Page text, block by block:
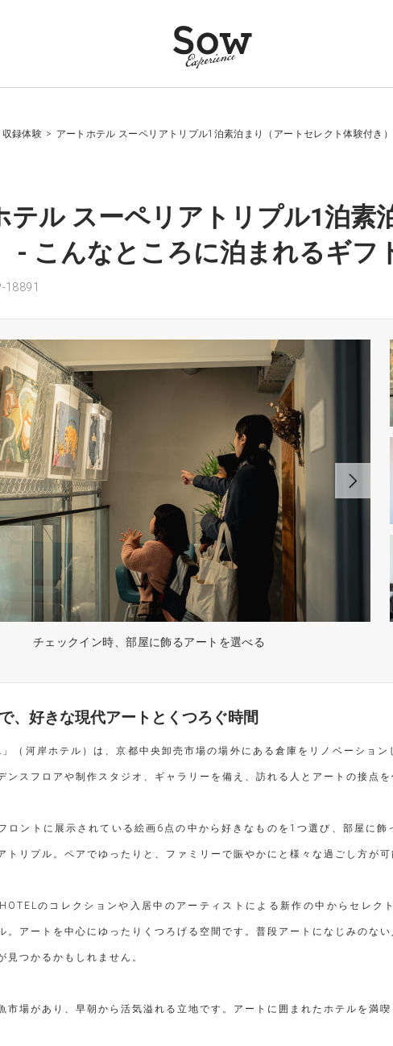
収録体験 > アートホテル スーペリアトリプル1泊素泊まり（アートセレクト体験付き）
テル スーペリアトリプル1泊素
- こんなところに泊まれるギフ
18891
チェックイン時、部屋に飾るアートを選べる
、好きな現代アートとくつろぐ時間
」（河岸ホテル）は、京都中央卸売市場の場外にある倉庫をリノベーショ
ンスフロアや制作スタジオ、ギャラリーを備え、訪れる人とアートの接点を
ロントに展示されている絵画6点の中から好きなものを1つ選び、部屋に
トリプル。ペアでゆったりと、ファミリーで賑やかにと様々な過ごし方が可
のコレクションや入居中のアーティストによる新作の中からセレク
。アートを中心にゆったりくつろげる空間です。普段アートになじみのな
見つかるかもしれません。
市場があり、早朝から活気溢れる立地です。アートに囲まれたホテルを満